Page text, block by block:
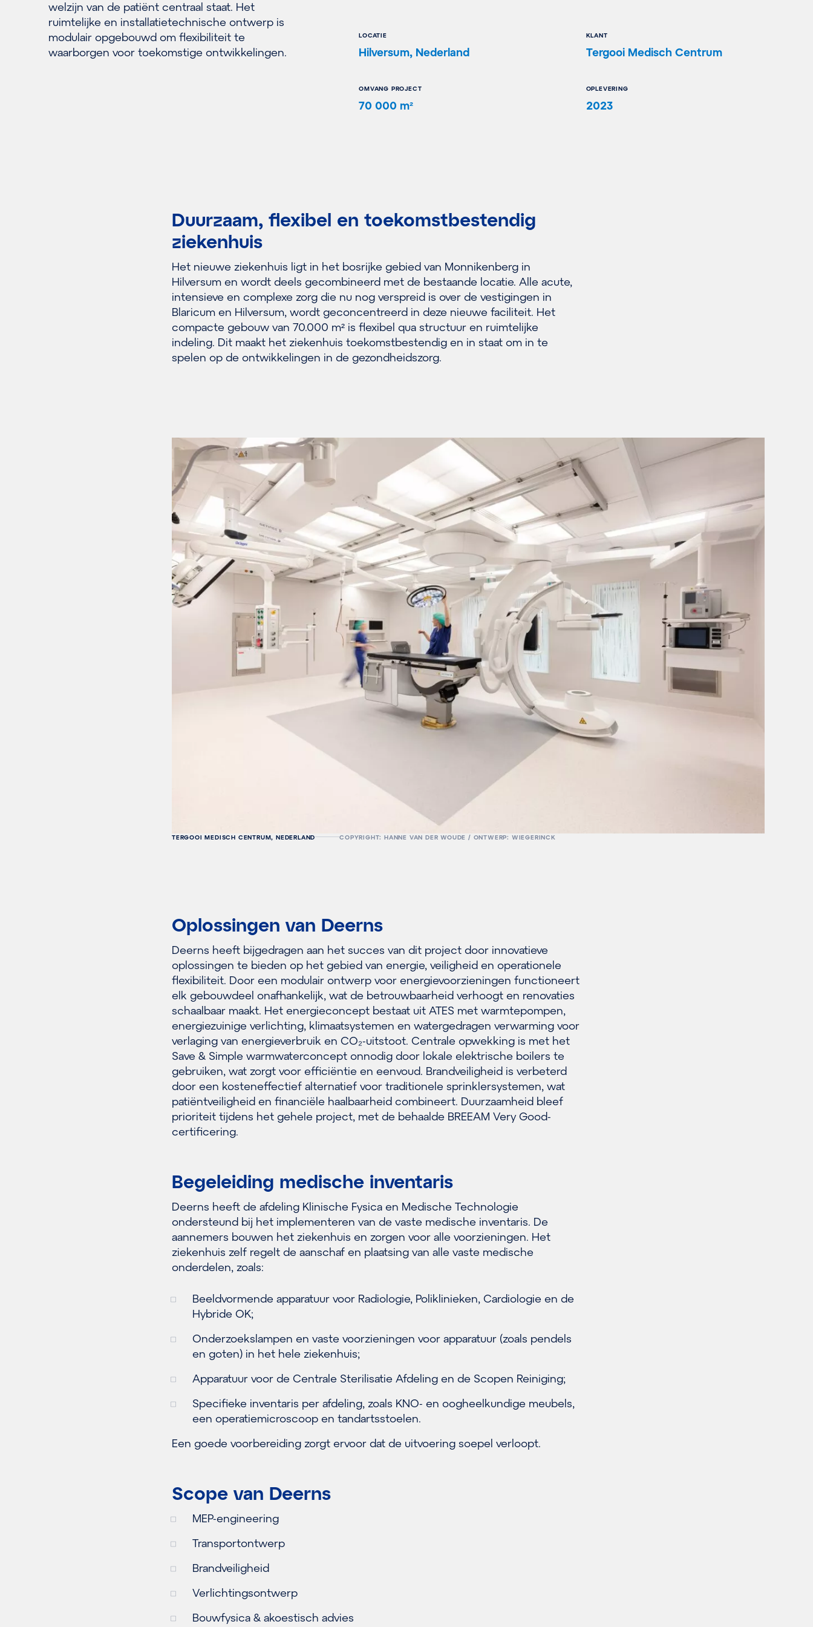
LOCATIE
Hilversum, Nederland
OMVANG PROJECT
70 000 m²
KLANT
Tergooi Medisch Centrum
OPLEVERING
2023
welzijn van de patiënt centraal staat. Het
ruimtelijke en installatietechnische ontwerp is
modulair opgebouwd om flexibiliteit te
waarborgen voor toekomstige ontwikkelingen.
Duurzaam, flexibel en toekomstbestendig
ziekenhuis
Het nieuwe ziekenhuis ligt in het bosrijke gebied van Monnikenberg in
Hilversum en wordt deels gecombineerd met de bestaande locatie. Alle acute,
intensieve en complexe zorg die nu nog verspreid is over de vestigingen in
Blaricum en Hilversum, wordt geconcentreerd in deze nieuwe faciliteit. Het
compacte gebouw van 70.000 m² is flexibel qua structuur en ruimtelijke
indeling. Dit maakt het ziekenhuis toekomstbestendig en in staat om in te
spelen op de ontwikkelingen in de gezondheidszorg.
TERGOOI MEDISCH CENTRUM, NEDERLAND COPYRIGHT: HANNE VAN DER WOUDE / ONTWERP: WIEGERINCK
Oplossingen van Deerns
Deerns heeft bijgedragen aan het succes van dit project door innovatieve
oplossingen te bieden op het gebied van energie, veiligheid en operationele
flexibiliteit. Door een modulair ontwerp voor energievoorzieningen functioneert
elk gebouwdeel onafhankelijk, wat de betrouwbaarheid verhoogt en renovaties
schaalbaar maakt. Het energieconcept bestaat uit ATES met warmtepompen,
energiezuinige verlichting, klimaatsystemen en watergedragen verwarming voor
verlaging van energieverbruik en CO₂-uitstoot. Centrale opwekking is met het
Save & Simple warmwaterconcept onnodig door lokale elektrische boilers te
gebruiken, wat zorgt voor efficiëntie en eenvoud. Brandveiligheid is verbeterd
door een kosteneffectief alternatief voor traditionele sprinklersystemen, wat
patiëntveiligheid en financiële haalbaarheid combineert. Duurzaamheid bleef
prioriteit tijdens het gehele project, met de behaalde BREEAM Very Good-
certificering.
Begeleiding medische inventaris
Deerns heeft de afdeling Klinische Fysica en Medische Technologie
ondersteund bij het implementeren van de vaste medische inventaris. De
aannemers bouwen het ziekenhuis en zorgen voor alle voorzieningen. Het
ziekenhuis zelf regelt de aanschaf en plaatsing van alle vaste medische
onderdelen, zoals:
Beeldvormende apparatuur voor Radiologie, Poliklinieken, Cardiologie en de
Hybride OK;
Onderzoekslampen en vaste voorzieningen voor apparatuur (zoals pendels
en goten) in het hele ziekenhuis;
Apparatuur voor de Centrale Sterilisatie Afdeling en de Scopen Reiniging;
Specifieke inventaris per afdeling, zoals KNO- en oogheelkundige meubels,
een operatiemicroscoop en tandartsstoelen.
Een goede voorbereiding zorgt ervoor dat de uitvoering soepel verloopt.
Scope van Deerns
MEP-engineering
Transportontwerp
Brandveiligheid
Verlichtingsontwerp
Bouwfysica & akoestisch advies